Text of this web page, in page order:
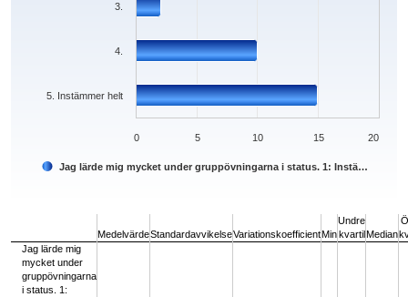
Jag lärde mig mycket under gruppövningarna i status. 1: Instä…
5. Instämmer helt
4.
3.
0 10
5 15 20
MedelvärdeStandardavvikelseVariationskoefficientMin
Undre
kvartilMedian
Jag lärde mig
mycket under
gruppövningarna
i status. 1: